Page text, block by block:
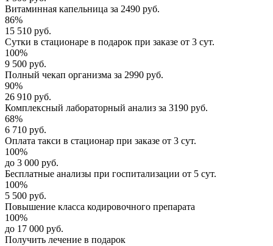
Витаминная капельница за 2490 руб.
86%
15 510 руб.
Сутки в стационаре в подарок при заказе от 3 сут.
100%
9 500 руб.
Полный чекап организма за 2990 руб.
90%
26 910 руб.
Комплексный лабораторный анализ за 3190 руб.
68%
6 710 руб.
Оплата такси в стационар при заказе от 3 сут.
100%
до 3 000 руб.
Бесплатные анализы при госпитализации от 5 сут.
100%
5 500 руб.
Повышение класса кодировочного препарата
100%
до 17 000 руб.
Получить лечение в подарок